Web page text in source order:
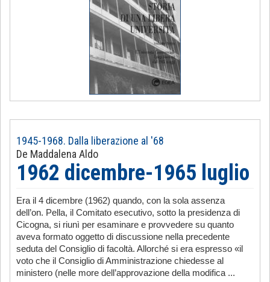
1945-1968. Dalla liberazione al '68
De Maddalena Aldo
1962 dicembre-1965 luglio
Era il 4 dicembre (1962) quando, con la sola assenza
dell’on. Pella, il Comitato esecutivo, sotto la presidenza di
Cicogna, si riunì per esaminare e provvedere su quanto
aveva formato oggetto di discussione nella precedente
seduta del Consiglio di facoltà. Allorché si era espresso «il
voto che il Consiglio di Amministrazione chiedesse al
ministero (nelle more dell’approvazione della modifica ...